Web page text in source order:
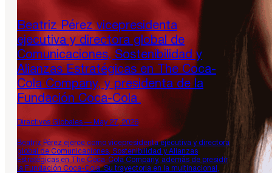
Beatriz Pérez vicepresidenta
ejecutiva y directora global de
Comunicaciones, Sostenibilidad y
Alianzas Estratégicas en The Coca-
Cola Company, y presidenta de la
Fundación Coca-Cola
Directivos Globales — May 27, 2026
Beatriz Pérez ejerce como vicepresidenta ejecutiva y directora
global de Comunicaciones, Sostenibilidad y Alianzas
Estratégicas en The Coca-Cola Company, además de presidir
la Fundación Coca-Cola. Su trayectoria en la multinacional,